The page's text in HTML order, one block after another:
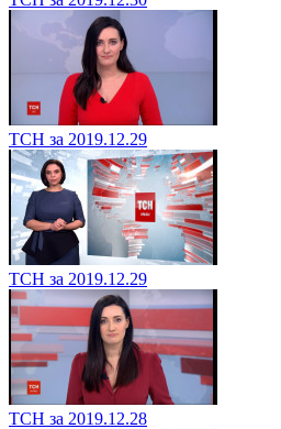
ТСН за 2019.12.29
ТСН за 2019.12.29
ТСН за 2019.12.28